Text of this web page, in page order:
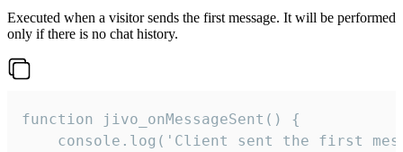
Executed when a visitor sends the first message. It will be performed
only if there is no chat history.
function jivo_onMessageSent() {
console.log('Client sent the first